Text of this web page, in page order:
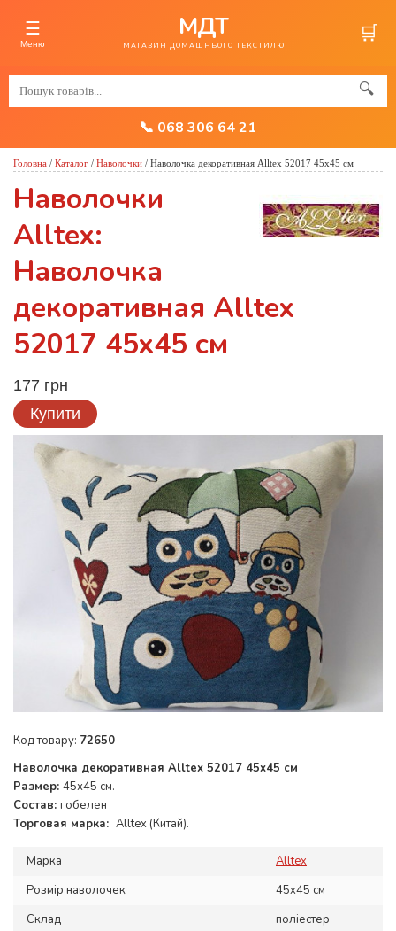
☰
Меню
МДТ
МАГАЗИН ДОМАШНЬОГО ТЕКСТИЛЮ 🛒
🔍
📞 068 306 64 21
Головна / Каталог / Наволочки / Наволочка декоративная Alltex 52017 45x45 см
Наволочки
Alltex:
Наволочка
декоративная Alltex
52017 45x45 см
177 грн
Купити
Код товару: 72650
Наволочка декоративная Alltex 52017 45x45 см
Размер: 45х45 см.
Состав: гобелен
Торговая марка: Alltex (Китай).
Марка
Alltex
Розмір наволочек
45x45 см
Склад
поліестер